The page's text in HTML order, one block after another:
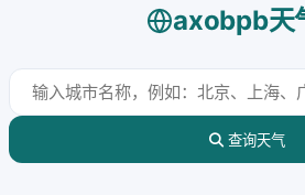
axobpb天
查询天气